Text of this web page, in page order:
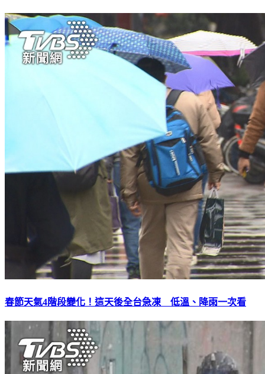
春節天氣4階段變化！這天後全台急凍 低溫、降雨一次看